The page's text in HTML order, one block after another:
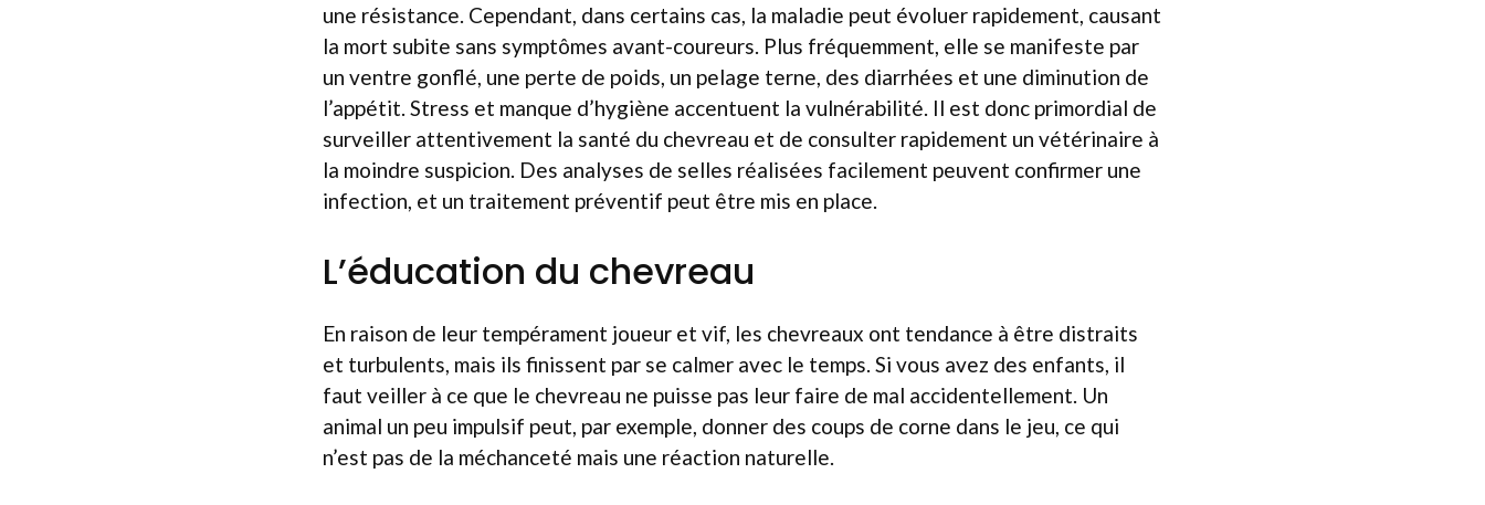
une résistance. Cependant, dans certains cas, la maladie peut évoluer rapidement, causant
la mort subite sans symptômes avant-coureurs. Plus fréquemment, elle se manifeste par
un ventre gonflé, une perte de poids, un pelage terne, des diarrhées et une diminution de
l’appétit. Stress et manque d’hygiène accentuent la vulnérabilité. Il est donc primordial de
surveiller attentivement la santé du chevreau et de consulter rapidement un vétérinaire à
la moindre suspicion. Des analyses de selles réalisées facilement peuvent confirmer une
infection, et un traitement préventif peut être mis en place.
L’éducation du chevreau
En raison de leur tempérament joueur et vif, les chevreaux ont tendance à être distraits
et turbulents, mais ils finissent par se calmer avec le temps. Si vous avez des enfants, il
faut veiller à ce que le chevreau ne puisse pas leur faire de mal accidentellement. Un
animal un peu impulsif peut, par exemple, donner des coups de corne dans le jeu, ce qui
n’est pas de la méchanceté mais une réaction naturelle.